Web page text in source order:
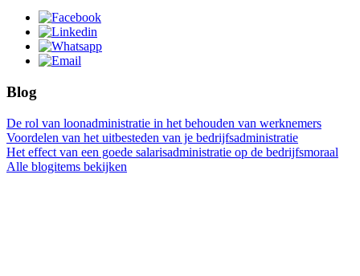
Blog
De rol van loonadministratie in het behouden van werknemers
Voordelen van het uitbesteden van je bedrijfsadministratie
Het effect van een goede salarisadministratie op de bedrijfsmoraal
Alle blogitems bekijken